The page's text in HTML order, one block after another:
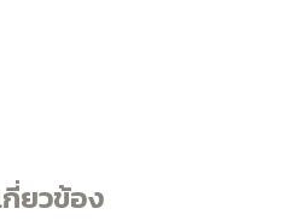
ยวข้อง